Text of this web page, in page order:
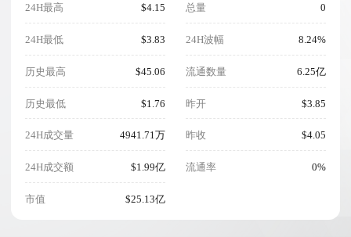
24H最高 $4.15
24H最低 $3.83
历史最高 $45.06
历史最低 $1.76
24H成交量 4941.71万
24H成交额 $1.99亿
市值 $25.13亿
总量 0
24H波幅 8.24%
流通数量 6.25亿
昨开 $3.85
昨收 $4.05
流通率 0%